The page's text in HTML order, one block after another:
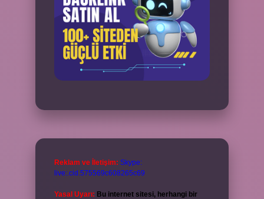
Reklam ve İletişim: Skype:
live:.cid.575569c608265c69
Yasal Uyarı: Bu internet sitesi, herhangi bir